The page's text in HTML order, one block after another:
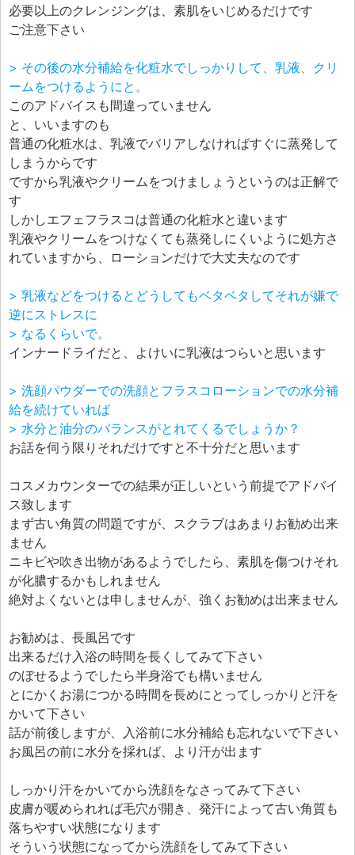
必要以上のクレンジングは、素肌をいじめるだけです
ご注意下さい
> その後の水分補給を化粧水でしっかりして、乳液、クリ
ームをつけるようにと。
このアドバイスも間違っていません
と、いいますのも
普通の化粧水は、乳液でバリアしなければすぐに蒸発して
しまうからです
ですから乳液やクリームをつけましょうというのは正解で
す
しかしエフェフラスコは普通の化粧水と違います
乳液やクリームをつけなくても蒸発しにくいように処方さ
れていますから、ローションだけで大丈夫なのです
> 乳液などをつけるとどうしてもベタベタしてそれが嫌で
逆にストレスに
> なるくらいで。
インナードライだと、よけいに乳液はつらいと思います
> 洗顔パウダーでの洗顔とフラスコローションでの水分補
給を続けていれば
> 水分と油分のバランスがとれてくるでしょうか？
お話を伺う限りそれだけですと不十分だと思います
コスメカウンターでの結果が正しいという前提でアドバイ
ス致します
まず古い角質の問題ですが、スクラブはあまりお勧め出来
ません
ニキビや吹き出物があるようでしたら、素肌を傷つけそれ
が化膿するかもしれません
絶対よくないとは申しませんが、強くお勧めは出来ません
お勧めは、長風呂です
出来るだけ入浴の時間を長くしてみて下さい
のぼせるようでしたら半身浴でも構いません
とにかくお湯につかる時間を長めにとってしっかりと汗を
かいて下さい
話が前後しますが、入浴前に水分補給も忘れないで下さい
お風呂の前に水分を採れば、より汗が出ます
しっかり汗をかいてから洗顔をなさってみて下さい
皮膚が暖められれば毛穴が開き、発汗によって古い角質も
落ちやすい状態になります
そういう状態になってから洗顔をしてみて下さい